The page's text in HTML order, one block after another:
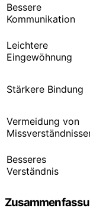
Bessere
Kommunikation
Leichtere
Eingewöhnung
Stärkere Bindung
Vermeidung von
Besseres
Verständnis